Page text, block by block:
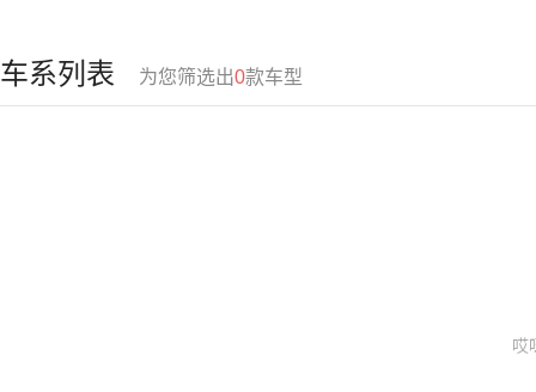
车系列表 为您筛选出0款车型
哎